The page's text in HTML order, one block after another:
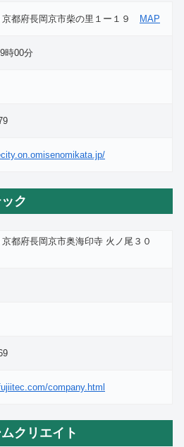
京都府長岡京市柴の里１ー１９ MAP
時00分
ク
京都府長岡京市奥海印寺 火ノ尾３０
company.html
クリエイト